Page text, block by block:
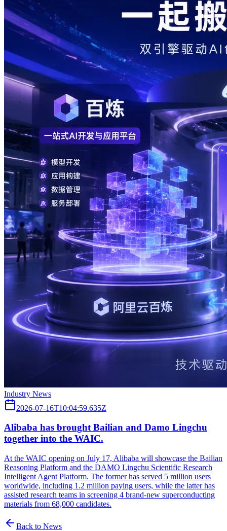
Industry News
2026-07-16T10:04:59.635Z
Alibaba has brought Bailian and Damo Lingchu
together into the WAIC.
At the WAIC opening on July 17, Alibaba will showcase the Bailian
Reasoning Platform and the DAMO Lingchu Scientific Research
Intelligent Agent Platform. The former has served 5 million users
worldwide, including 1.2 million paying users, while the latter has
assisted research teams in screening 4 brand-new superconducting
materials from 68,000 candidates.
Back to News